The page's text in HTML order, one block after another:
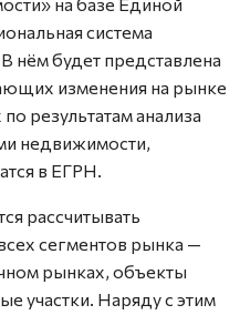
система
нём будет представлена
изменения на рынке
результатам анализа
недвижимости,
в ЕГРН.
рассчитывать
сегментов рынка —
рынках, объекты
участки. Наряду с этим